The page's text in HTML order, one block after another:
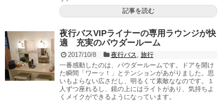
記事を読む
夜行バスVIPライナーの専用ラウンジが快
適 充実のパウダールーム
2017/10/8 夜行バス
旅行
一番感動したのは、パウダールームです。ドアを開け
た瞬間「ワーッ！」とテンションがあがりました。思
いもよらない広さだし、明るくて素敵ななのです。１
人ずつ座れるし、鏡の上にはライトがあり、気持ちよ
くメイクができるようになっています。